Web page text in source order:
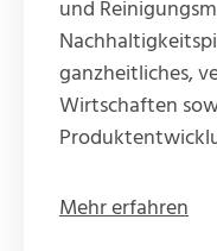
und
ganzheitliches,
Wirtschaften
Mehr erfahren